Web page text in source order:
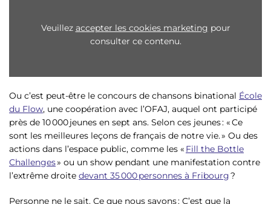
Veuillez accepter les cookies marketing pour
consulter ce contenu.
Ou c’est peut-être le concours de chansons binational École
du Flow, une coopération avec l’OFAJ, auquel ont participé
près de 10 000 jeunes en sept ans. Selon ces jeunes : « Ce
sont les meilleures leçons de français de notre vie. » Ou des
actions dans l’espace public, comme les « Fill the Bottle
Challenges» ou un show pendant une manifestation contre
l’extrême droite devant 35 000 personnes à Fribourg?
Personne ne le sait. Ce que nous savons : C’est que la